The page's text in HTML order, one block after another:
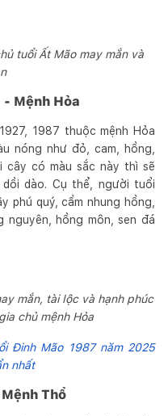
tuổi Ất Mão may mắn và
Mệnh Hỏa
1987 thuộc mệnh Hỏa
nóng như đỏ, cam, hồng,
cây có màu sắc này thì sẽ
dào. Cụ thể, người tuổi
phú quý, cẩm nhung hồng,
nguyên, hồng môn, sen đá
mắn, tài lộc và hạnh phúc
chủ mệnh Hỏa
Đinh Mão 1987 năm 2025
nhất
Thổ